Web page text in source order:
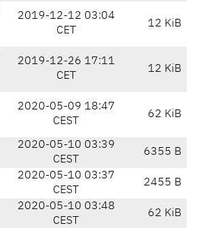
2019-12-12 03:04
CET
12 KiB
2019-12-26 17:11
CET
12 KiB
2020-05-09 18:47
CEST
62 KiB
2020-05-10 03:39
CEST
6355 B
2020-05-10 03:37
CEST
2455 B
2020-05-10 03:48
CEST
62 KiB